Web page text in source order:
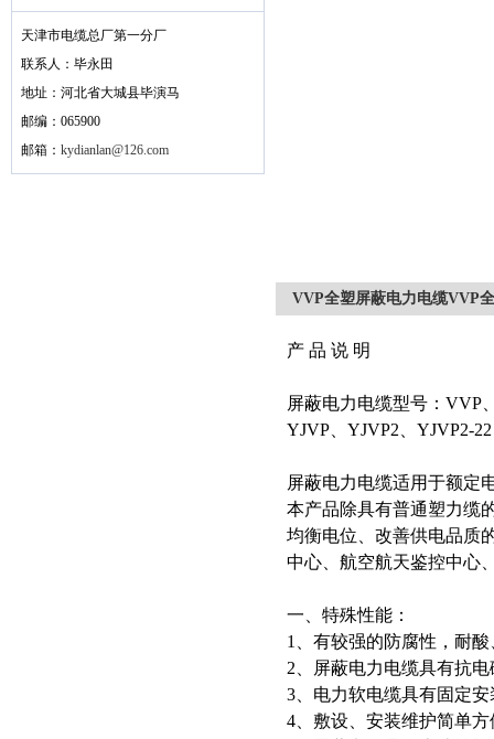
天津市电缆总厂第一分厂
联系人：毕永田
地址：河北省大城县毕演马
邮编：065900
邮箱： kydianlan@126.com
VVP全塑屏蔽电力电缆VVP
产 品 说 明
屏蔽电力电缆型号：VVP
YJVP、YJVP2、YJVP2-22
屏蔽电力电缆适用于额定
本产品除具有普通塑力缆
均衡电位、改善供电品质
中心、航空航天鉴控中心
一、特殊性能：
1、有较强的防腐性，耐
2、屏蔽电力电缆具有抗
3、电力软电缆具有固定
4、敷设、安装维护简单方